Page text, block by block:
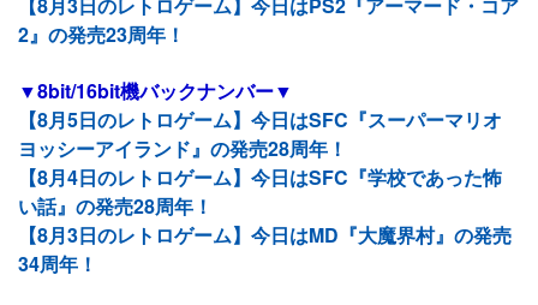
【8月3日のレトロゲーム】今日はPS2『アーマード・コア
2』の発売23周年！
▼8bit/16bit機バックナンバー▼
【8月5日のレトロゲーム】今日はSFC『スーパーマリオ
ヨッシーアイランド』の発売28周年！
【8月4日のレトロゲーム】今日はSFC『学校であった怖
い話』の発売28周年！
【8月3日のレトロゲーム】今日はMD『大魔界村』の発売
34周年！